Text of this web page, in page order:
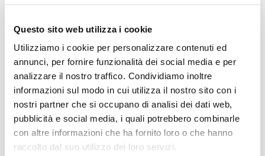
Questo sito web utilizza i cookie
Utilizziamo i cookie per personalizzare contenuti ed
annunci, per fornire funzionalità dei social media e per
analizzare il nostro traffico. Condividiamo inoltre
informazioni sul modo in cui utilizza il nostro sito con i
nostri partner che si occupano di analisi dei dati web,
pubblicità e social media, i quali potrebbero combinarle
con altre informazioni che ha fornito loro o che hanno
raccolto dal suo utilizzo dei loro servizi.
145-Borsa_Ecosistema
Borsa Ecosistema 9.02.2023
145-Borsa_Emersione Graduatoria
Borsa Emersione 9.02.2023
Percorsi